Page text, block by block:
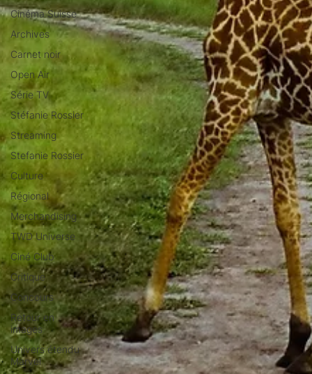
Cinéma Suisse
Archives
Carnet noir
Open Air
Série TV
Stéfanie Rossier
Streaming
Stefanie Rossier
Culture
Régional
Merchandising
TWD Universe
Ciné Club
Critique
Concours
Retour en
images
Univers étendu
Marvel